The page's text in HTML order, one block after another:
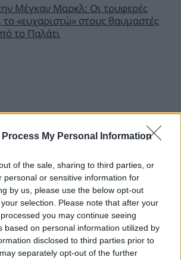
Process My Personal Information
of the sale, sharing to third parties, or
personal or sensitive information for
by us, please use the below opt-out
selection. Please note that after your
you may continue seeing
based on personal information utilized by
disclosed to third parties prior to
separately opt-out of the further
Μέγκαν Μαρκλ: Οι τρυφερές
«ευχαριστώ» στους θαυμαστές
το Παλάτι